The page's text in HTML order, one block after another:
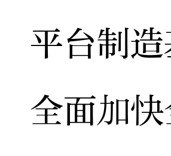
平台制
全面加